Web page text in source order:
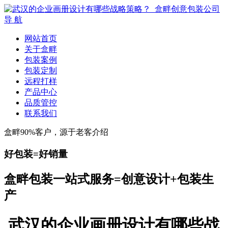
导 航
网站首页
关于盒畔
包装案例
包装定制
远程打样
产品中心
品质管控
联系我们
盒畔90%客户，源于老客介绍
好包装=好销量
盒畔包装一站式服务=创意设计+包装生
产